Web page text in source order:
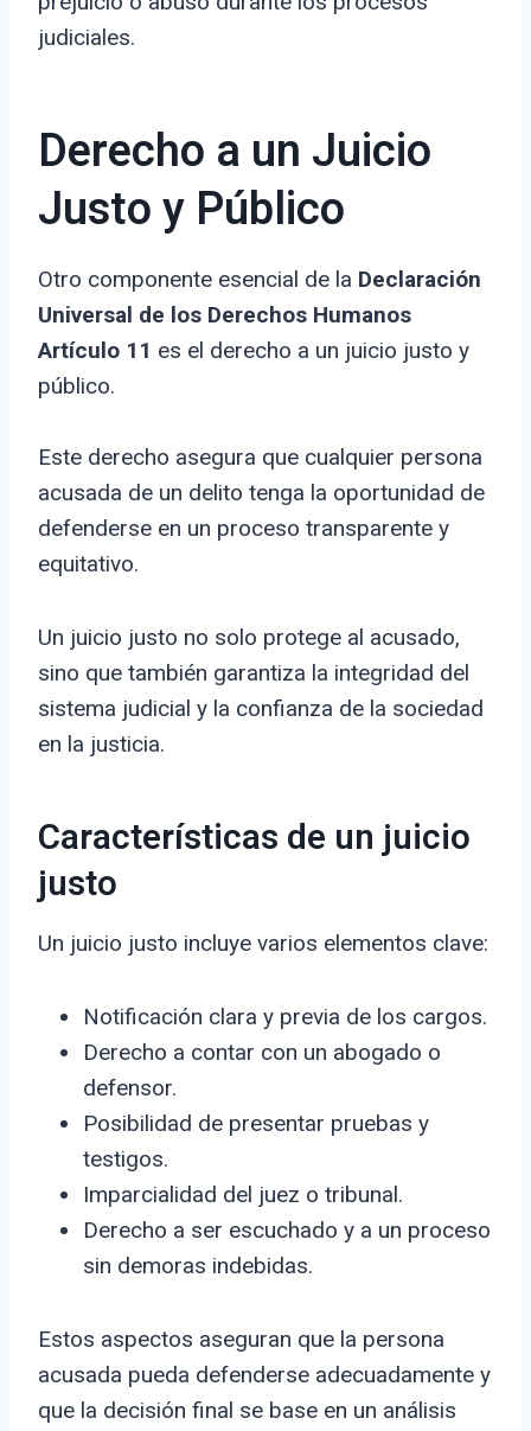
judiciales.
Derecho a un Juicio
Justo y Público
Otro componente esencial de la Declaración
Universal de los Derechos Humanos
Artículo 11 es el derecho a un juicio justo y
público.
Este derecho asegura que cualquier persona
acusada de un delito tenga la oportunidad de
defenderse en un proceso transparente y
equitativo.
Un juicio justo no solo protege al acusado,
sino que también garantiza la integridad del
sistema judicial y la confianza de la sociedad
en la justicia.
Características de un juicio
justo
Un juicio justo incluye varios elementos clave:
Notificación clara y previa de los cargos.
Derecho a contar con un abogado o
defensor.
Posibilidad de presentar pruebas y
testigos.
Imparcialidad del juez o tribunal.
Derecho a ser escuchado y a un proceso
sin demoras indebidas.
Estos aspectos aseguran que la persona
acusada pueda defenderse adecuadamente y
que la decisión final se base en un análisis